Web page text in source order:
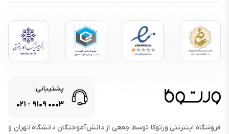
پشتیبانی:
۰۰۰۳ ۹۱۰۹ - ۰۲۱
فروشگاه اینترنتی ورتوکا توسط جمعی از دانش‌آموختگان دانشگاه تهران و